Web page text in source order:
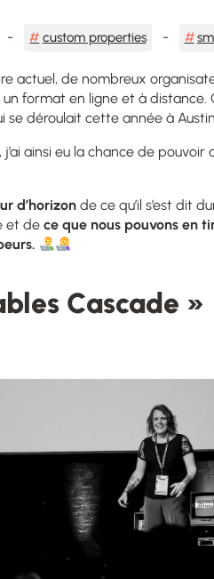
custom properties
actuel, de nombreux
format en ligne et à distance.
se déroulait cette année à
j’ai ainsi eu la chance de
d’horizon de ce qu’il s’est dit
et de ce que nous pouvons en
Cascade »